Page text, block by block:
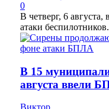
0
В четверг, 6
атаки
В 15
августа ввели